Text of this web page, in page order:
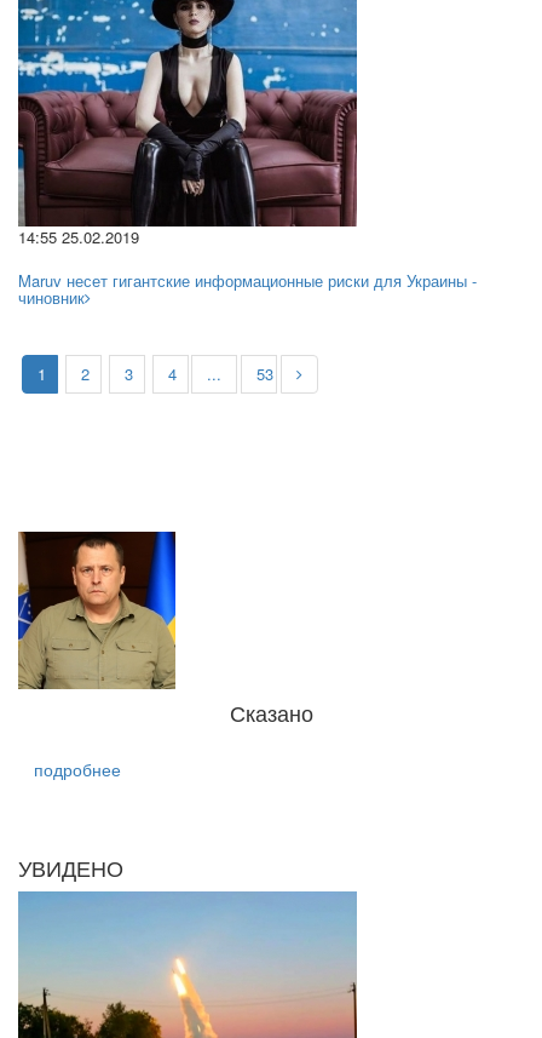
14:55 25.02.2019
Maruv несет гигантские информационные риски для Украины -
чиновник
1 2 3 4 ... 53
Сказано
подробнее
УВИДЕНО